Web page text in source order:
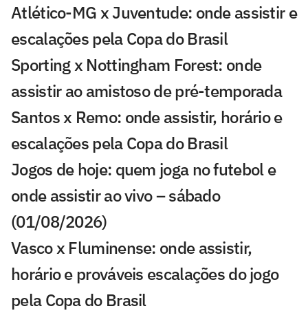
Atlético-MG x Juventude: onde assistir e
escalações pela Copa do Brasil
Sporting x Nottingham Forest: onde
assistir ao amistoso de pré-temporada
Santos x Remo: onde assistir, horário e
escalações pela Copa do Brasil
Jogos de hoje: quem joga no futebol e
onde assistir ao vivo – sábado
(01/08/2026)
Vasco x Fluminense: onde assistir,
horário e prováveis escalações do jogo
pela Copa do Brasil